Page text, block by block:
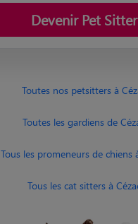
Devenir Pet Sitter
Toutes nos petsitters à
Toutes les gardiens de
Tous les promeneurs de chiens
Tous les cat sitters à